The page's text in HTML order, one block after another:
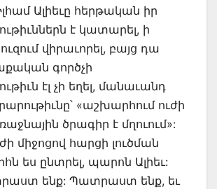
Ալիեւը հերթական իր
է կատարել, ի
վիրաւորել, բայց դա
գործչի
էլ չի եղել, մանաւանդ
«աշխարհում ուժի
ծրագիր է մղուում»:
միջոցով հարցի լուծման
ես ընտրել, պարոն Ալիեւ:
ենք: Պատրաստ ենք, եւ